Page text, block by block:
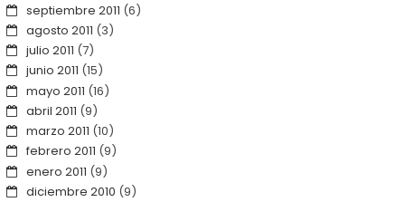
septiembre 2011 (6)
agosto 2011 (3)
julio 2011 (7)
junio 2011 (15)
mayo 2011 (16)
abril 2011 (9)
marzo 2011 (10)
febrero 2011 (9)
enero 2011 (9)
diciembre 2010 (9)